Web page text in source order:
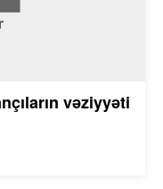
vəziyyəti